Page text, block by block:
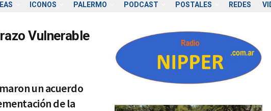
ICONOS PALERMO PODCAST POSTALES REDES
Vulnerable
un acuerdo
de la